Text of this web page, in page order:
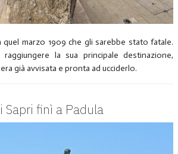
quel marzo 1909 che gli sarebbe stato fatale.
la sua principale destinazione,
già avvisata e pronta ad ucciderlo.
Sapri finì a Padula